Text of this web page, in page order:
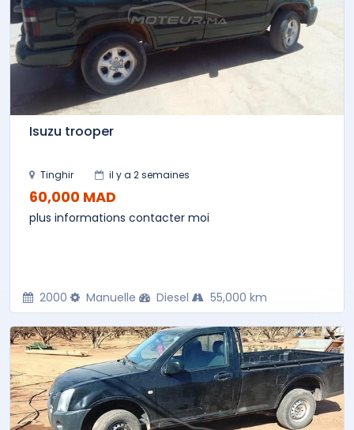
Isuzu trooper
Tinghir il y a 2 semaines
60,000 MAD
plus informations contacter moi
2000 Manuelle Diesel 55,000 km